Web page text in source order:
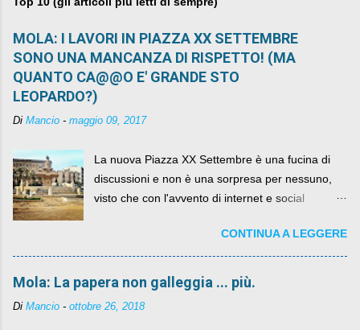
MOLA: I LAVORI IN PIAZZA XX SETTEMBRE
SONO UNA MANCANZA DI RISPETTO! (MA
QUANTO CA@@O E' GRANDE STO
LEOPARDO?)
Di Mancio - maggio 09, 2017
La nuova Piazza XX Settembre è una fucina di
discussioni e non è una sorpresa per nessuno,
visto che con l'avvento di internet e social
sua lasciandone anche traccia scritta nel web.
CONTINUA A LEGGERE
Mola: La papera non galleggia ... più.
Di Mancio - ottobre 26, 2018